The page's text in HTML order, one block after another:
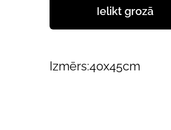
Ielikt grozā
Izmērs:40x45cm